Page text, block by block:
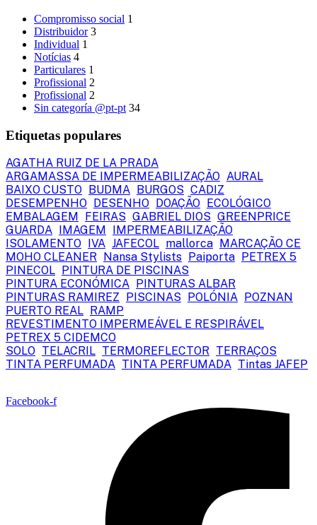
Compromisso social 1
Distribuidor 3
Individual 1
Notícias 4
Particulares 1
Profissional 2
Profissional 2
Sin categoría @pt-pt 34
Etiquetas populares
AGATHA RUIZ DE LA PRADA
ARGAMASSA DE IMPERMEABILIZAÇÃO AURAL
BAIXO CUSTO
BUDMA BURGOS CADIZ
DESEMPENHO
DESENHO DOAÇÃO
ECOLÓGICO
EMBALAGEM
FEIRAS GABRIEL DIOS GREENPRICE
GUARDA
IMAGEM
IMPERMEABILIZAÇÃO
ISOLAMENTO
IVA JAFECOL mallorca
MARCAÇÃO CE
MOHO CLEANER
Nansa Stylists Paiporta
PETREX 5
PINECOL
PINTURA DE PISCINAS
PINTURA ECONÓMICA
PINTURAS ALBAR
PINTURAS RAMIREZ
PISCINAS POLÓNIA
POZNAN
PUERTO REAL
RAMP
REVESTIMENTO IMPERMEÁVEL E RESPIRÁVEL
PETREX 5 CIDEMCO
SOLO TELACRIL TERMOREFLECTOR TERRAÇOS
TINTA PERFUMADA TINTA PERFUMADA Tintas JAFEP
Facebook-f